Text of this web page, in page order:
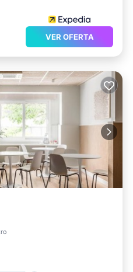
VER OFERTA
acondicionado
niños